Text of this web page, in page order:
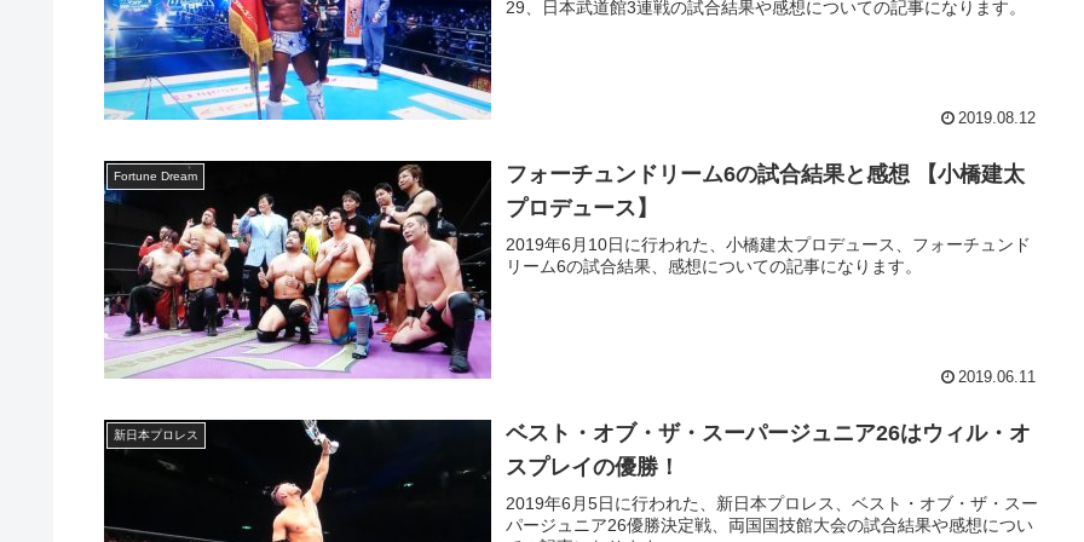
29、日本武道館3連戦の試合結果や感想についての記事になります。
2019.08.12
Fortune Dream
フォーチュンドリーム6の試合結果と感想 【小橋建太
プロデュース】
2019年6月10日に行われた、小橋建太プロデュース、フォーチュンド
リーム6の試合結果、感想についての記事になります。
2019.06.11
新日本プロレス
ベスト・オブ・ザ・スーパージュニア26はウィル・オ
スプレイの優勝！
2019年6月5日に行われた、新日本プロレス、ベスト・オブ・ザ・スー
パージュニア26優勝決定戦、両国国技館大会の試合結果や感想につい